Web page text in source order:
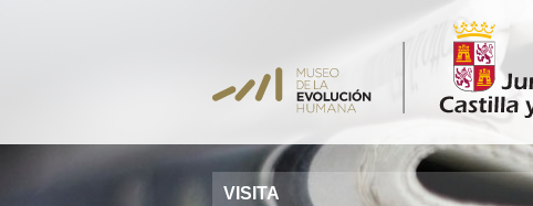
VISITA